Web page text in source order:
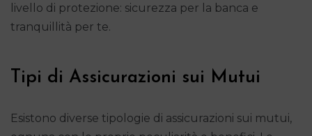
livello di protezione: sicurezza per la banca e
tranquillità per te.
Tipi di Assicurazioni sui Mutui
Esistono diverse tipologie di assicurazioni sui mutui,